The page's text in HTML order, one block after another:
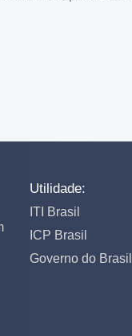
Utilidade:
ITI Brasil
ICP Brasil
Governo do Brasil